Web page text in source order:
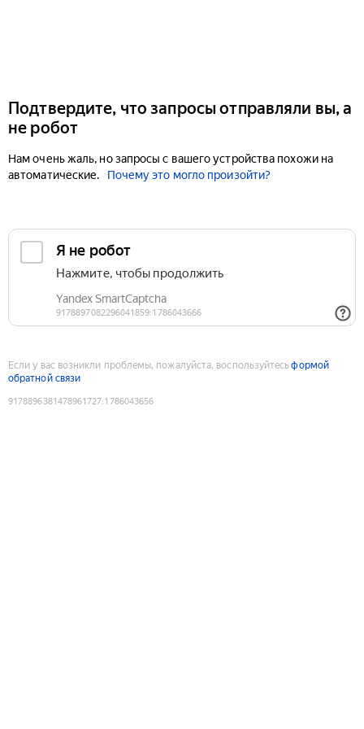
Подтвердите, что запросы отправляли вы, а
не робот
Нам очень жаль, но запросы с вашего устройства похожи на
автоматические.
Почему это могло произойти?
Если у вас возникли проблемы, пожалуйста, воспользуйтесьформой
обратной связи
9178896381478961727:1786043656